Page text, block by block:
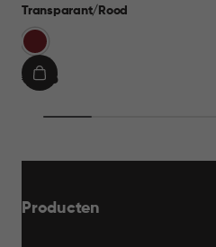
Transparant/Rood
Rood
€€ 9,95
IN
Producten